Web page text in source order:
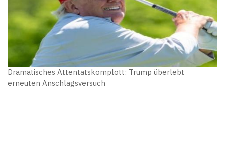
Dramatisches Attentatskomplott: Trump überlebt
erneuten Anschlagsversuch